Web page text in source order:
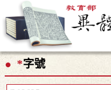
最新消息
*字號